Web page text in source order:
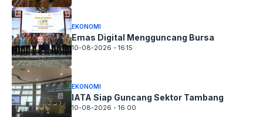
EKONOMI
Emas Digital Mengguncang Bursa
10-08-2026 - 16.15
EKONOMI
IATA Siap Guncang Sektor Tambang
10-08-2026 - 16.00